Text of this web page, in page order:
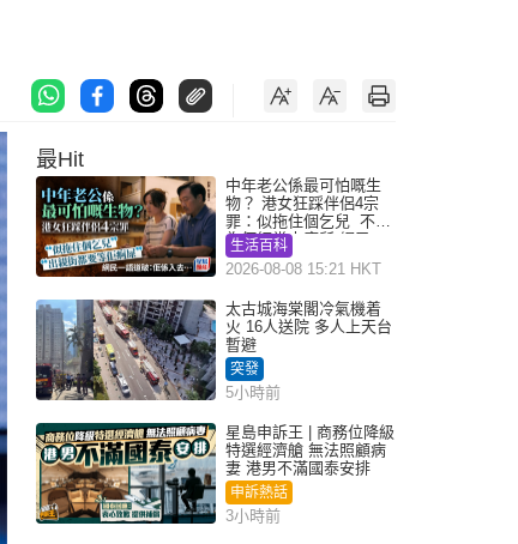
最Hit
中年老公係最可怕嘅生
物？ 港女狂踩伴侶4宗
罪：似拖住個乞兒 不解
為何經常去廁所 網民一
語道破
生活百科
2026-08-08 15:21 HKT
太古城海棠閣冷氣機着
火 16人送院 多人上天台
暫避
突發
5小時前
星島申訴王 | 商務位降級
特選經濟艙 無法照顧病
妻 港男不滿國泰安排
申訴熱話
3小時前